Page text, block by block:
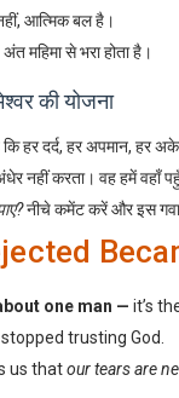
आत्मिक बल है।
महिमा से भरा होता है।
की योजना
हर दर्द, हर अपमान, हर
नहीं करता। वह हमें वहाँ
नीचे कमेंट करें और इस
one man — it’s
trusting God.
us thatour tears are